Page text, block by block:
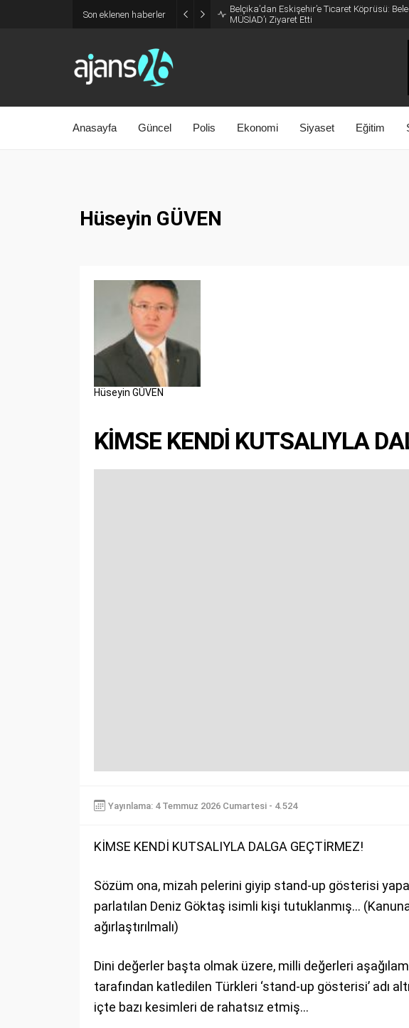
Son eklenen haberler
Belçika’dan Eskişehir’e Ticaret Köprüsü:
MÜSİAD’ı Ziyaret Etti
Anasayfa Güncel Polis Ekonomi Siyaset Eğitim
Hüseyin GÜVEN
Hüseyin GÜVEN
KİMSE KENDİ KUTSALIYLA
Yayınlama: 4 Temmuz 2026 Cumartesi - 4.524
KİMSE KENDİ KUTSALIYLA DALGA GEÇTİRMEZ!
Sözüm ona, mizah pelerini giyip stand-up gösterisi
parlatılan Deniz Göktaş isimli kişi tutuklanmış…
ağırlaştırılmalı)
Dini değerler başta olmak üzere, milli değerleri
tarafından katledilen Türkleri ‘stand-up gösterisi’ adı
içte bazı kesimleri de rahatsız etmiş…